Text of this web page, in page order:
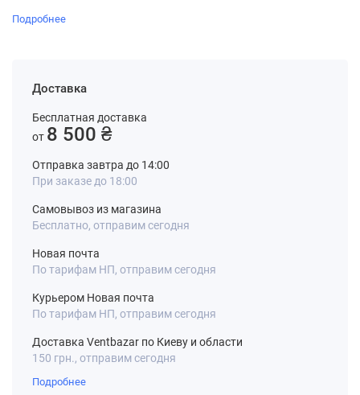
Подробнее
Доставка
Бесплатная доставка
от 8 500 ₴
Отправка завтра до 14:00
При заказе до 18:00
Самовывоз из магазина
Бесплатно, отправим сегодня
Новая почта
По тарифам НП, отправим сегодня
Курьером Новая почта
По тарифам НП, отправим сегодня
Доставка Ventbazar по Киеву и области
150 грн., отправим сегодня
Подробнее